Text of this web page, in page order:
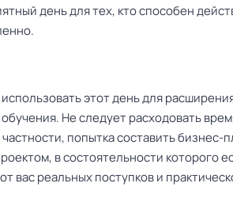
день для тех, кто способен
этот день для
Не следует расходовать
попытка составить бизнес-
в состоятельности которого
вас реальных поступков и